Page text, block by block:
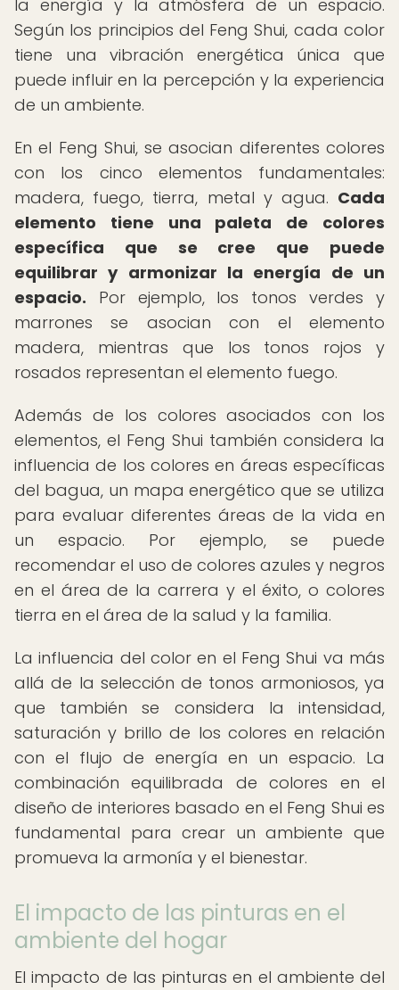
la energía y la atmósfera de un espacio.
Según los principios del Feng Shui, cada color
tiene una vibración energética única que
puede influir en la percepción y la experiencia
de un ambiente.
En el Feng Shui, se asocian diferentes colores
con los cinco elementos fundamentales:
madera, fuego, tierra, metal y agua. Cada
elemento tiene una paleta de colores
específica que se cree que puede
equilibrar y armonizar la energía de un
espacio. Por ejemplo, los tonos verdes y
marrones se asocian con el elemento
madera, mientras que los tonos rojos y
rosados representan el elemento fuego.
Además de los colores asociados con los
elementos, el Feng Shui también considera la
influencia de los colores en áreas específicas
del bagua, un mapa energético que se utiliza
para evaluar diferentes áreas de la vida en
un espacio. Por ejemplo, se puede
recomendar el uso de colores azules y negros
en el área de la carrera y el éxito, o colores
tierra en el área de la salud y la familia.
La influencia del color en el Feng Shui va más
allá de la selección de tonos armoniosos, ya
que también se considera la intensidad,
saturación y brillo de los colores en relación
con el flujo de energía en un espacio. La
combinación equilibrada de colores en el
diseño de interiores basado en el Feng Shui es
fundamental para crear un ambiente que
promueva la armonía y el bienestar.
El impacto de las pinturas en el
ambiente del hogar
El impacto de las pinturas en el ambiente del